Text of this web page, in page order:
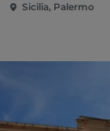
Sicilia, Palermo